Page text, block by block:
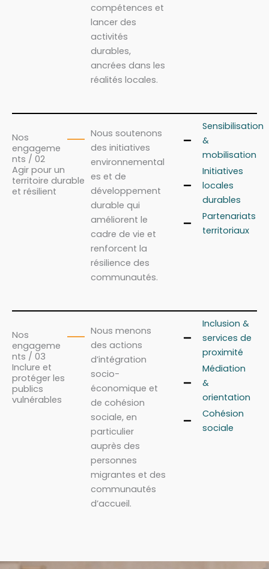
compétences et
lancer des
activités
durables,
ancrées dans les
réalités locales.
Nos
engageme
nts / 02
Agir pour un
territoire durable
et résilient
Nous soutenons
des initiatives
environnemental
es et de
développement
durable qui
améliorent le
cadre de vie et
renforcent la
résilience des
communautés.
Sensibilisation
&
mobilisation
Initiatives
locales
durables
Partenariats
territoriaux
Nos
engageme
nts / 03
Inclure et
protéger les
publics
vulnérables
Nous menons
des actions
d’intégration
socio-
économique et
de cohésion
sociale, en
particulier
auprès des
personnes
migrantes et des
communautés
d’accueil.
Inclusion &
services de
proximité
Médiation
&
orientation
Cohésion
sociale